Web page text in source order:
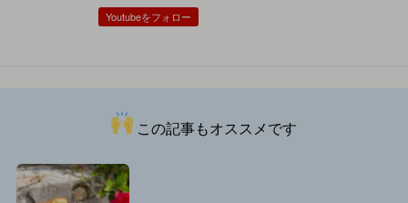
Youtubeをフォロー
この記事もオススメです